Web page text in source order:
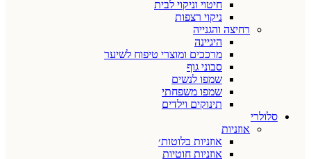
חיטוי וניקוי לבית
ניקוי רצפות
רחיצה והגנייה
היגיינה
מרככים ומוצרי טיפוח לשיער
סבוני גוף
שמפו לנשים
שמפו משפחתי
תינוקים וילדים
סלולרי
אוזניות
אוזניות בלוטות׳
אוזניות חוטיות